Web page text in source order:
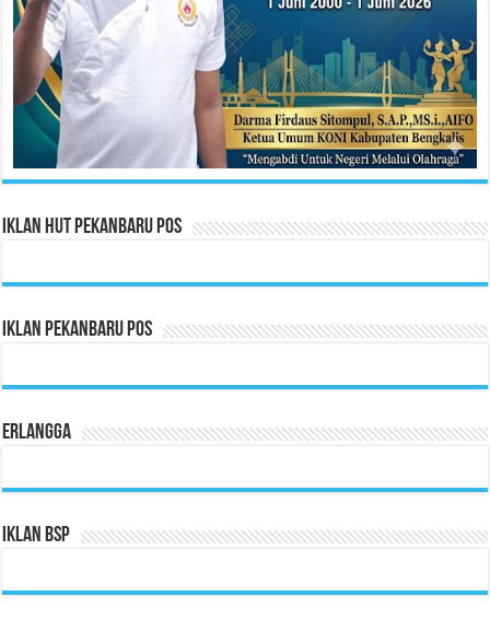
Iklan HUT Pekanbaru Pos
Iklan Pekanbaru Pos
Erlangga
Iklan BSP